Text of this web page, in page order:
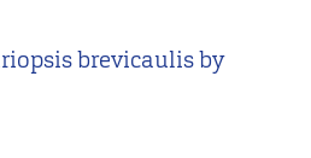
brevicaulis by